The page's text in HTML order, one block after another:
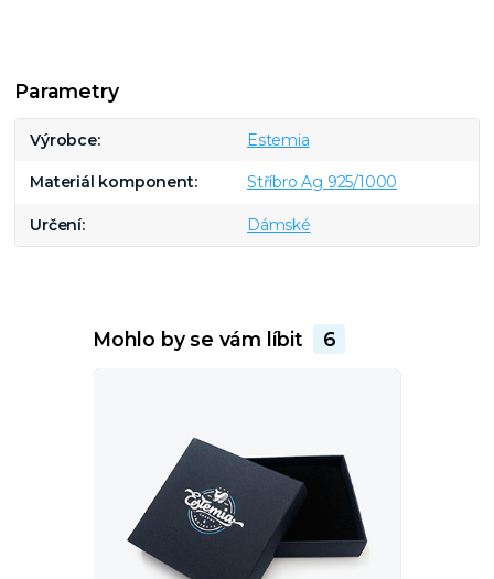
Parametry
Výrobce Estemia
Materiál komponent Stříbro Ag 925/1000
Určení Dámské
Mohlo by se vám líbit 6